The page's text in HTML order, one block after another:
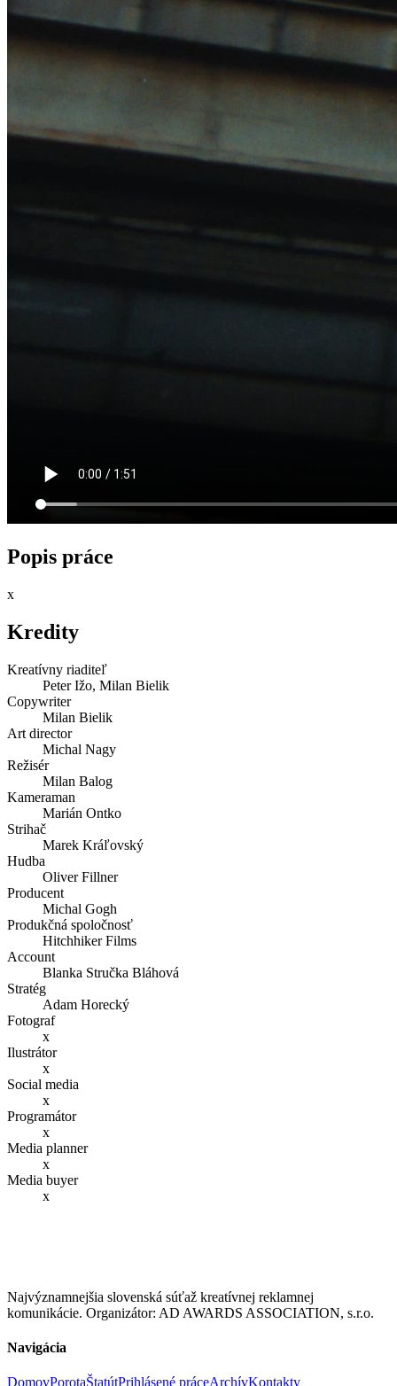
Popis práce
x
Kredity
Kreatívny riaditeľ
Peter Ižo, Milan Bielik
Copywriter
Milan Bielik
Art director
Michal Nagy
Režisér
Milan Balog
Kameraman
Marián Ontko
Strihač
Marek Kráľovský
Hudba
Oliver Fillner
Producent
Michal Gogh
Produkčná spoločnosť
Hitchhiker Films
Account
Blanka Stručka Bláhová
Stratég
Adam Horecký
Fotograf
x
Ilustrátor
x
Social media
x
Programátor
x
Media planner
x
Media buyer
x
Najvýznamnejšia slovenská súťaž kreatívnej reklamnej
komunikácie. Organizátor: AD AWARDS ASSOCIATION, s.r.o.
Navigácia
DomovPorotaŠtatútPrihlásené práceArchívKontakty